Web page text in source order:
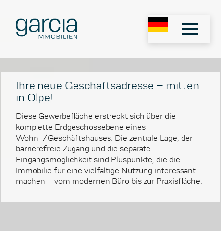
Ihre neue Geschäftsadresse – mitten
in Olpe!
Diese Gewerbefläche erstreckt sich über die
komplette Erdgeschossebene eines
Wohn-/Geschäftshauses. Die zentrale Lage, der
barrierefreie Zugang und die separate
Eingangsmöglichkeit sind Pluspunkte, die die
Immobilie für eine vielfältige Nutzung interessant
machen – vom modernen Büro bis zur Praxisfläche.